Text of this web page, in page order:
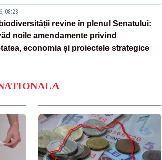
08:28
revine în plenul Senatului:
noile amendamente privind
economia și proiectele strategice